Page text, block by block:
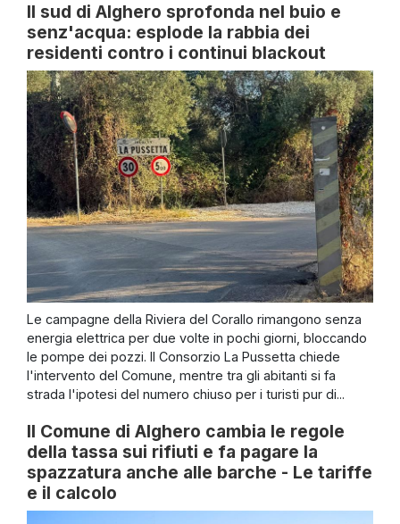
Il sud di Alghero sprofonda nel buio e
senz'acqua: esplode la rabbia dei
residenti contro i continui blackout
Le campagne della Riviera del Corallo rimangono senza
energia elettrica per due volte in pochi giorni, bloccando
le pompe dei pozzi. Il Consorzio La Pussetta chiede
l'intervento del Comune, mentre tra gli abitanti si fa
strada l'ipotesi del numero chiuso per i turisti pur di...
Il Comune di Alghero cambia le regole
della tassa sui rifiuti e fa pagare la
spazzatura anche alle barche - Le tariffe
e il calcolo